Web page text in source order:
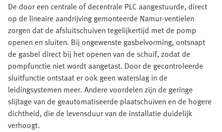
De door een centrale of decentrale PLC aangestuurde, direct
op de lineaire aandrijving gemonteerde Namur-ventielen
zorgen dat de afsluitschuiven tegelijkertijd met de pomp
openen en sluiten. Bij ongewenste gasbelvorming, ontsnapt
de gasbel direct bij het openen van de schuif, zodat de
pompfunctie niet wordt aangetast. Door de gecontroleerde
sluitfunctie ontstaat er ook geen waterslag in de
leidingsystemen meer. Andere voordelen zijn de geringe
slijtage van de geautomatiseerde plaatschuiven en de hogere
dichtheid, die de levensduur van de installatie duidelijk
verhoogt.